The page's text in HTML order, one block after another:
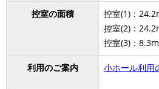
控室の面積
控室(1)：
控室(2)：
控室(3)：
利用のご案内 小ホール利用